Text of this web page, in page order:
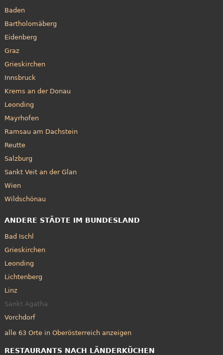
Baden
Bartholomäberg
Eidenberg
Graz
Grieskirchen
Innsbruck
Krems an der Donau
Leonding
Mayrhofen
Ramsau am Dachstein
Reutte
Salzburg
Sankt Veit an der Glan
Wien
Wildschönau
ANDERE STÄDTE IM BUNDESLAND
Bad Ischl
Grieskirchen
Leonding
Lichtenberg
Linz
Sankt Agatha
Vorchdorf
alle 63 Orte in Oberösterreich anzeigen
RESTAURANTS NACH LÄNDERKÜCHEN